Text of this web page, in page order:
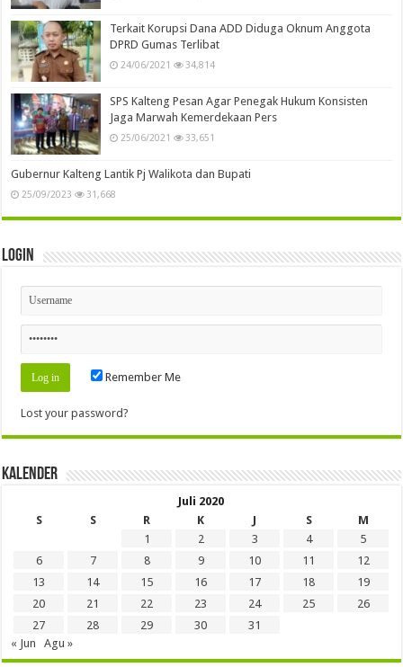
Terkait Korupsi Dana ADD Diduga Oknum Anggota
DPRD Gumas Terlibat
24/06/2021 34,814
SPS Kalteng Pesan Agar Penegak Hukum Konsisten
Jaga Marwah Kemerdekaan Pers
25/06/2021 33,651
Gubernur Kalteng Lantik Pj Walikota dan Bupati
25/09/2023 31,668
Login
Remember Me
Lost your password?
Kalender
Juli 2020
S
S R K J S
M
1
2 3 4
5
6
7 8 9 10 11
12
13
14 15 16 17 18
19
20
21 22 23 24 25
26
27
28 29 30
31
« Jun
Agu »